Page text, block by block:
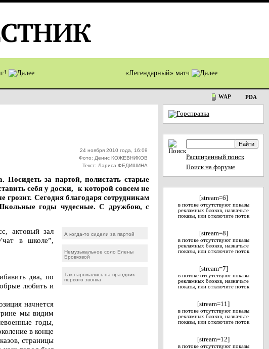
«Легендарный» матч
WAP PDA
24 ноября 2010 года, 16:09
Фото: Денис КОЖЕВНИКОВ
Текст: Лариса ФЕДИШИНА
за партой, полистать старые
себя у доски, к которой совсем не
грозит. Сегодня благодаря сотрудникам
годы чудесные. С дружбою, с
актовый зал
в школе”,
два, по
любить и
начнется
мы видим
годы,
в конце
страницы
А когда-то сидели за партой
Немузыкальное соло Елены
Бровковой
Так наряжались на праздник
первого звонка
Расширенный поиск
Поиск на форуме
[stream=6]
в потоке отсутствуют показы
рекламных блоков, назначьте
показы, или отключите поток
[stream=8]
в потоке отсутствуют показы
рекламных блоков, назначьте
показы, или отключите поток
[stream=7]
в потоке отсутствуют показы
рекламных блоков, назначьте
показы, или отключите поток
[stream=11]
в потоке отсутствуют показы
рекламных блоков, назначьте
показы, или отключите поток
[stream=12]
в потоке отсутствуют показы